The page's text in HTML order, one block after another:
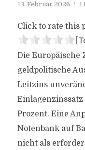
13. Februar 2026 1
Click to rate this
Die Europäische
geldpolitische
Leitzins
Prozent. Eine
Notenbank auf
nicht als